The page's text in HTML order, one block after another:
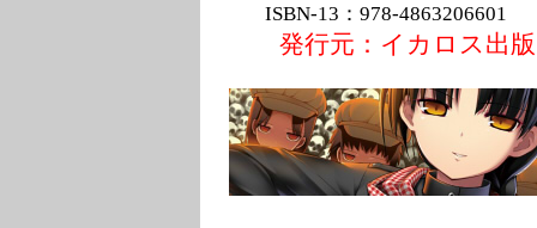
ISBN-13：978-4863206601
発行元：イカロス出版